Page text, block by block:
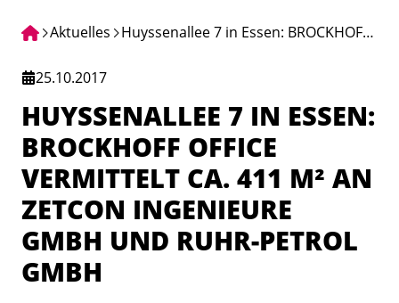
Aktuelles
Huyssenallee 7 in Essen: BROCKHOFF
Petrol GmbH
25.10.2017
HUYSSENALLEE 7 IN ESSEN:
BROCKHOFF OFFICE
VERMITTELT CA. 411 M² AN
ZETCON INGENIEURE
GMBH UND RUHR-PETROL
GMBH